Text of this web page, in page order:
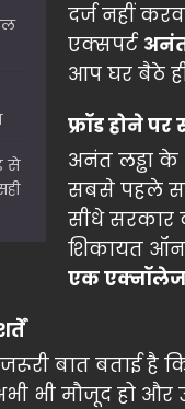
से
दर्ज नहीं
एक्सपर्ट अनंत
आप घर बैठे
फ्रॉड होने
अनंत लड्ढा
सबसे पहले
सीधे सरकार
शिकायत
एक
बात बताई
भी मौजूद हो और